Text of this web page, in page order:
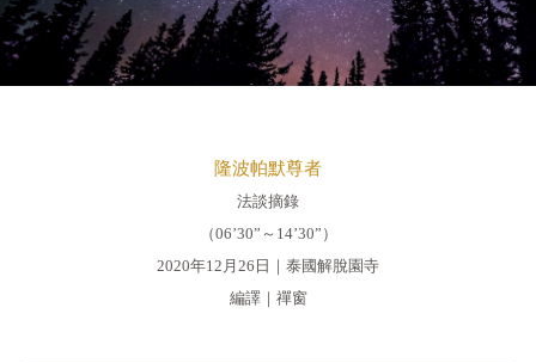
隆波帕默尊者
法談摘錄
（06’30”～14’30”）
2020年12月26日｜泰國解脫園寺
編譯｜禪窗